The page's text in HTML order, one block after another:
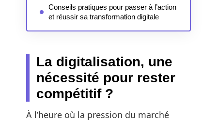
Conseils pratiques pour passer à l’action
et réussir sa transformation digitale
La digitalisation, une
nécessité pour rester
compétitif ?
À l’heure où la pression du marché